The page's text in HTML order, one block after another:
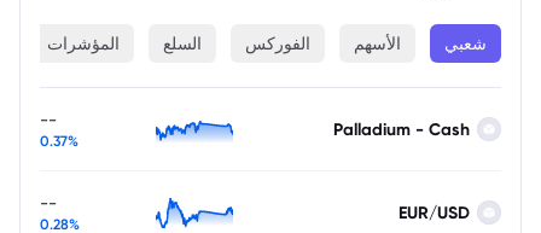
شعبي الأسهم الفوركس السلع المؤشرات
Palladium - Cash
--
0.37%
EUR/USD
--
0.28%